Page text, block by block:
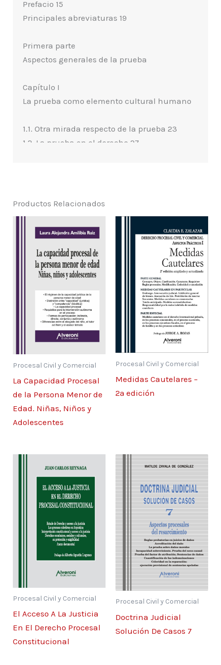
Prefacio 15
Principales abreviaturas 19
Primera parte
Aspectos generales de la prueba
Capítulo I
La prueba como elemento cultural humano
1.1. Otra mirada respecto de la prueba 23
1.2. La prueba en el derecho 27
2.1. Naturaleza e implicancias 31
2.2. Diferencia con la indagación o
investigación 32
2.3. Finalidad 32
2.4. La verdad en el proceso civil y su
influencia en la prueba 33
2.5. Tipos de verdad 35
2.6. La verdad procesal 36
2.7. Tipos de verdad procesal 38
2.8. La verdad jurídica objetiva 40
2.9. Estándares de prueba 42
2.10. Jurisprudencia 45
Capítulo III
Aspectos generales de la prueba procesal
3.3. La fase probatoria del proceso 51
3.4. Clasificación de las pruebas 52
3.5. Debido proceso y derecho a la prueba 54
3.7. Requisito de eficacia probatoria 58
3.8. Vía impugnativa respecto de la prueba
3.9. Jurisprudencia 59
3.10. Modelos de escritos 63
Solicita medida de prueba anticipada de
secuestro
de historia clínica 63
Denuncia hecho nuevo. Ofrece prueba 65
Productos Relacionados
Procesal Civil y Comercial
La Capacidad Procesal
de la Persona Menor de
Edad. Niñas, Niños y
Adolescentes
Procesal Civil y Comercial
Medidas Cautelares –
2ª edición
Procesal Civil y Comercial
El Acceso A La Justicia
En El Derecho Procesal
Constitucional
Procesal Civil y Comercial
Doctrina Judicial
Solución De Casos 7